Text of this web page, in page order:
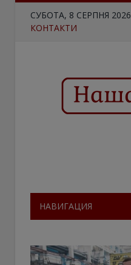
СУБОТА, 8 СЕРПНЯ 2026
КОНТАКТИ
НАВИГАЦИЯ